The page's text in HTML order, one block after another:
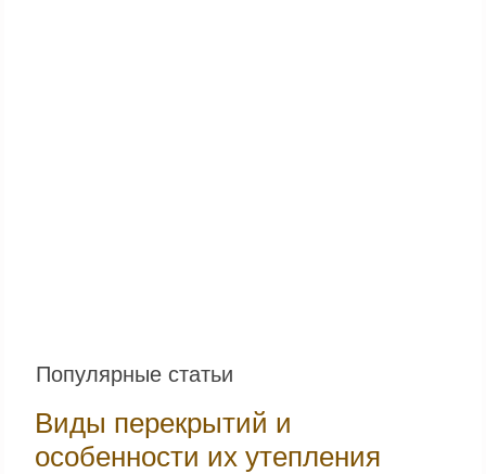
Популярные статьи
Виды перекрытий и
особенности их утепления